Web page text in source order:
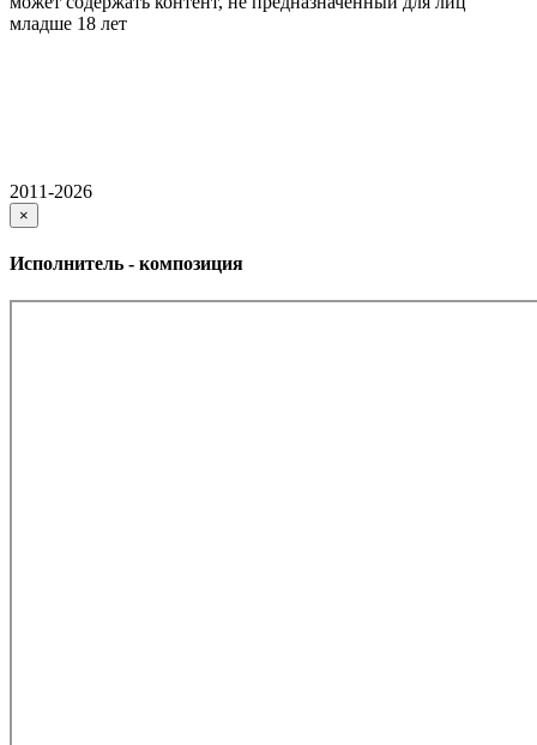
младше 18 лет
2011-2026
×
Исполнитель - композиция